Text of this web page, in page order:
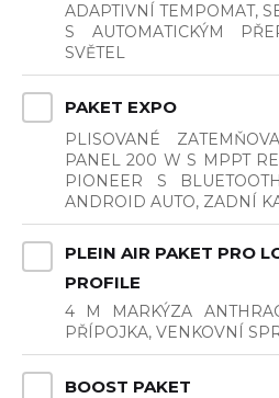
ADAPTIVNÍ TEMPOMAT,
S AUTOMATICKÝM
SVĚTEL
PAKET EXPO
PLISOVANÉ
PANEL 200 W S MPPT
PIONEER S
ANDROID AUTO, ZADNÍ
PLEIN AIR PAKET PRO
PROFILE
4 M MARKÝZA
PŘÍPOJKA, VENKOVNÍ
BOOST PAKET